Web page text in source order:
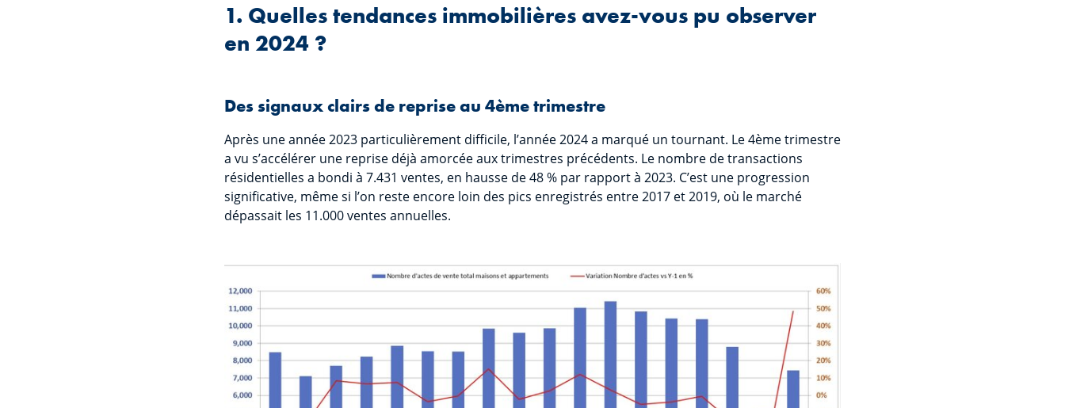
1. Quelles tendances immobilières avez-vous pu observer
en 2024 ?
Des signaux clairs de reprise au 4ème trimestre
Après une année 2023 particulièrement difficile, l’année 2024 a marqué un tournant. Le 4ème trimestre
a vu s’accélérer une reprise déjà amorcée aux trimestres précédents. Le nombre de transactions
résidentielles a bondi à 7.431 ventes, en hausse de 48 % par rapport à 2023. C’est une progression
significative, même si l’on reste encore loin des pics enregistrés entre 2017 et 2019, où le marché
dépassait les 11.000 ventes annuelles.